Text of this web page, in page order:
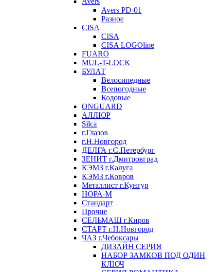
Avers PD-01
Разное
CISA
CISA
CISA LOGOline
FUARO
MUL-T-LOCK
БУЛАТ
Велосипедные
Всепогодные
Кодовые
ONGUARD
АЛЛЮР
Silca
г.Глазов
г.Н.Новгород
ДЕЛГА г.С.Петербург
ЗЕНИТ г.Дмитровград
КЭМЗ г.Калуга
КЭМЗ г.Ковров
Металлист г.Кунгур
НОРА-М
Стандарт
Прочие
СЕЛЬМАШ г.Киров
СТАРТ г.Н.Новгород
ЧАЗ г.Чебоксары
ДИЗАЙН СЕРИЯ
НАБОР ЗАМКОВ ПОД ОДИН
КЛЮЧ